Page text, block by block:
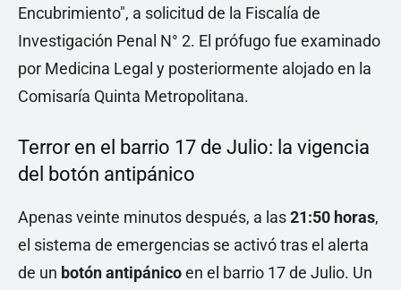
Encubrimiento", a solicitud de la Fiscalía de
Investigación Penal N° 2. El prófugo fue examinado
por Medicina Legal y posteriormente alojado en la
Comisaría Quinta Metropolitana.
Terror en el barrio 17 de Julio: la vigencia
del botón antipánico
Apenas veinte minutos después, a las21:50 horas,
el sistema de emergencias se activó tras el alerta
de un botón antipánicoen el barrio 17 de Julio. Un